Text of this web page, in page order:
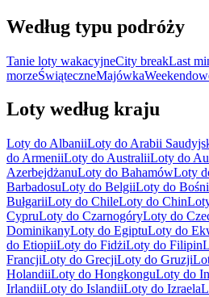
Według typu podróży
Tanie loty wakacyjneCity breakLast
morzeŚwiąteczneMajówka
Loty według kraju
Loty do AlbaniiLoty do Arabii
do ArmeniiLoty do AustraliiLoty do
AzerbejdżanuLoty do BahamówLoty
BarbadosuLoty do BelgiiLoty do Bośni
BułgariiLoty do ChileLoty do Chin
CypruLoty do CzarnogóryLoty do
DominikanyLoty do EgiptuLoty do
do EtiopiiLoty do FidżiLoty do Filipin
FrancjiLoty do GrecjiLoty do Gruzji
HolandiiLoty do HongkonguLoty do
IrlandiiLoty do IslandiiLoty do Izraela